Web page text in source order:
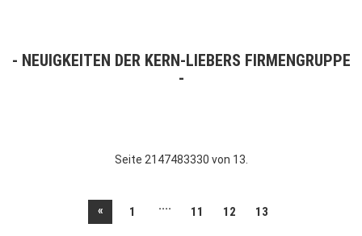
NEUIGKEITEN DER KERN-LIEBERS FIRMENGRUPPE
Seite 2147483330 von 13.
« 1 .... 11 12 13